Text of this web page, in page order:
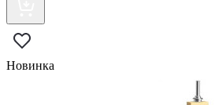
Новинка